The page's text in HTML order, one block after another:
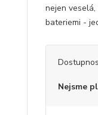
nejen
bateriemi -
Nejsme